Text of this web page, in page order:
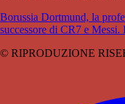
Borussia Dortmund, la
successore di CR7 e
© RIPRODUZIONE